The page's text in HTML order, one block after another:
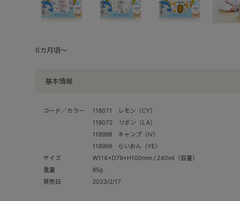
基本情報
コード／カラー
118071 レモン（CY）
118072 リボン（LA）
118998 キャンプ（IV）
118999 らいおん（YE）
サイズ
W114×D78×H100mm / 240ml（容量）
重量
85g
発売日
2023/2/17
6カ月頃～